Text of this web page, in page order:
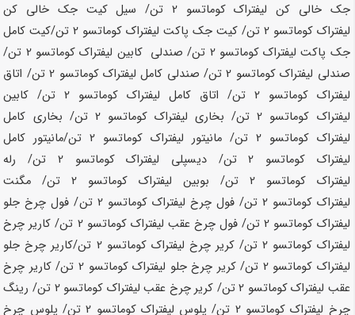
جک خالی کن لیفتراک کوماتسو 2 تن
/ سیل کیت جک خالی کن
لیفتراک کوماتسو 2 تن / کیت جک پاکت لیفتراک کوماتسو
/کیت کامل
جک پاکت لیفتراک کوماتسو 2 تن / صندلی کابین لیفتراک کوماتسو 2 تن
/
صندلی لیفتراک کوماتسو
/ صندلی کامل لیفتراک کوماتسو
/ اتاق
لیفتراک کوماتسو 2 تن / اتاق کامل لیفتراک کوماتسو
/ کابین
لیفتراک کوماتسو
/ بخاری لیفتراک کوماتسو 2 تن
/ بخاری کامل
لیفتراک کوماتسو 2 تن / مانیتور لیفتراک کوماتسو
/مانیتور کامل
لیفتراک کوماتسو
/ دیسپلی لیفتراک کوماتسو 2 تن
/ رله
لیفتراک کوماتسو 2 تن / بوبین لیفتراک کوماتسو
/ مگنت
لیفتراک کوماتسو 2 تن / فول چرخ لیفتراک کوماتسو 2 تن
/ فول چرخ جلو
لیفتراک کوماتسو 2 تن / فول چرخ عقب لیفتراک کوماتسو 2 تن
/ کاریر چرخ
لیفتراک کوماتسو 2 تن / کریر چرخ لیفتراک کوماتسو 2 تن
/کاریر چرخ جلو
لیفتراک کوماتسو 2 تن / کریر چرخ جلو لیفتراک کوماتسو
/ کاریر چرخ
عقب لیفتراک کوماتسو
/ کریر چرخ عقب لیفتراک کوماتسو 2 تن
/ رینگ
چرخ لیفتراک کوماتسو 2 تن / پلوس لیفتراک کوماتسو
/ پلوس چرخ